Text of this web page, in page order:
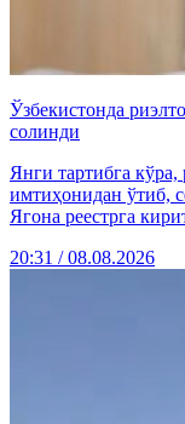
Ўзбекистонда
солинди
Янги тартибга
имтиҳонидан ўтиб,
Ягона реестрга
20:31 / 08.08.2026